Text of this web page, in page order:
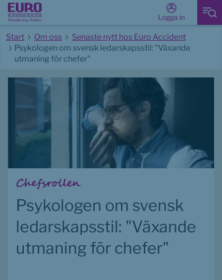
Logga in
Start Om oss
Senaste nytt hos Euro Accident
Psykologen om svensk ledarskapsstil: "Växande
utmaning för chefer"
Chefsrollen
Psykologen om svensk
ledarskapsstil: "Växande
utmaning för chefer"